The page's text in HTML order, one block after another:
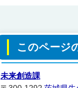
このページ
未来創造課